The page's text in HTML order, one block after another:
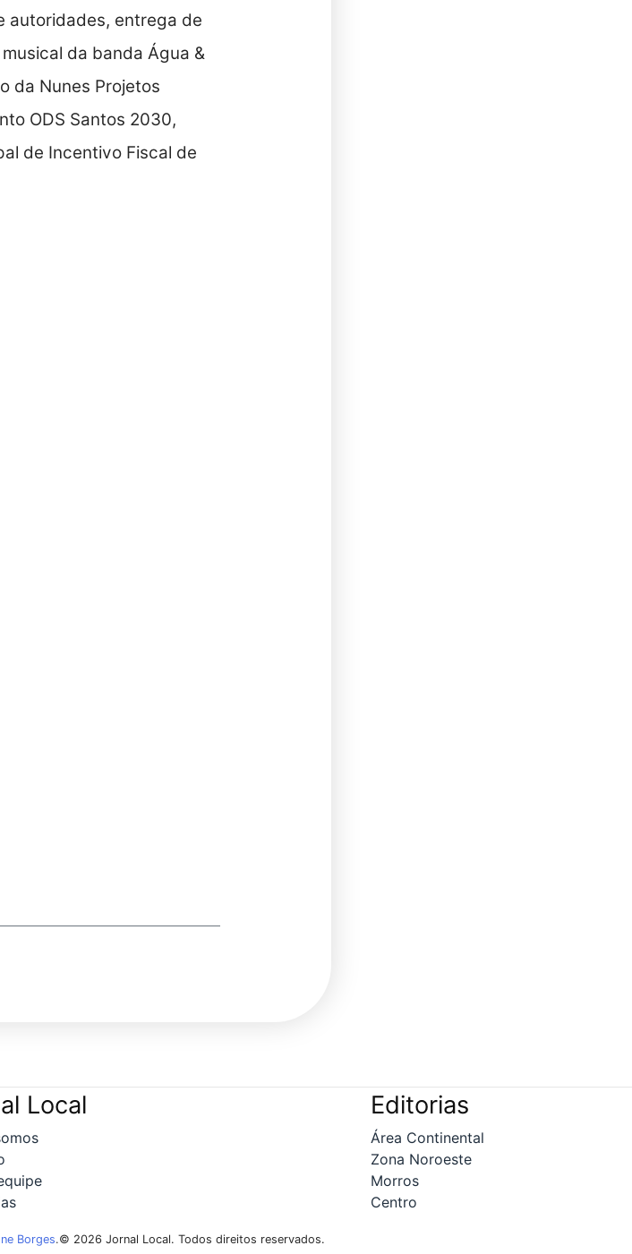
autoridades, entrega de
da banda Água &
da Nunes Projetos
ODS Santos 2030,
de Incentivo Fiscal de
Local Editorias
Área Continental
Zona Noroeste
Morros
Centro
Borges.© 2026 Jornal Local. Todos direitos reservados.